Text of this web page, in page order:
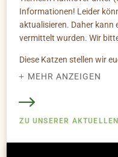
Informationen! Leider
aktualisieren. Daher kann
vermittelt wurden. Wir
Diese Katzen stellen wir
1. Mauzi -- EK/FL -- *2016
3. Billy & Haakan -- V/FL
Rückblick | Vermittelt und
MEHR ANZEIGEN
ZU UNSERER